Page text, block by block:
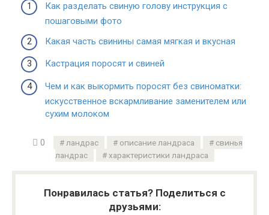
Как разделать свиную голову инструкция с
пошаговыми фото
Какая часть свинины самая мягкая и вкусная
Кастрация поросят и свиней
Чем и как выкормить поросят без свиноматки:
искусственное вскармливание заменителем или
сухим молоком
0 ландрас описание ландраса
свинья
ландрас
характеристики ландраса
Понравилась статья? Поделиться с
друзьями: